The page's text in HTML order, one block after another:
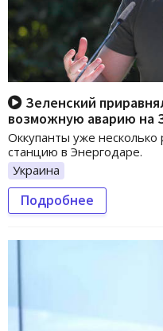
Зеленский
возможную аварию на
Оккупанты уже несколько
станцию в Энергодаре.
Украина
Подробнее